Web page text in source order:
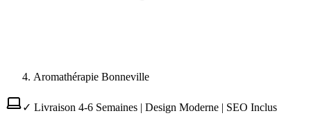
Aromathérapie Bonneville
✓ Livraison 4-6 Semaines | Design Moderne | SEO Inclus